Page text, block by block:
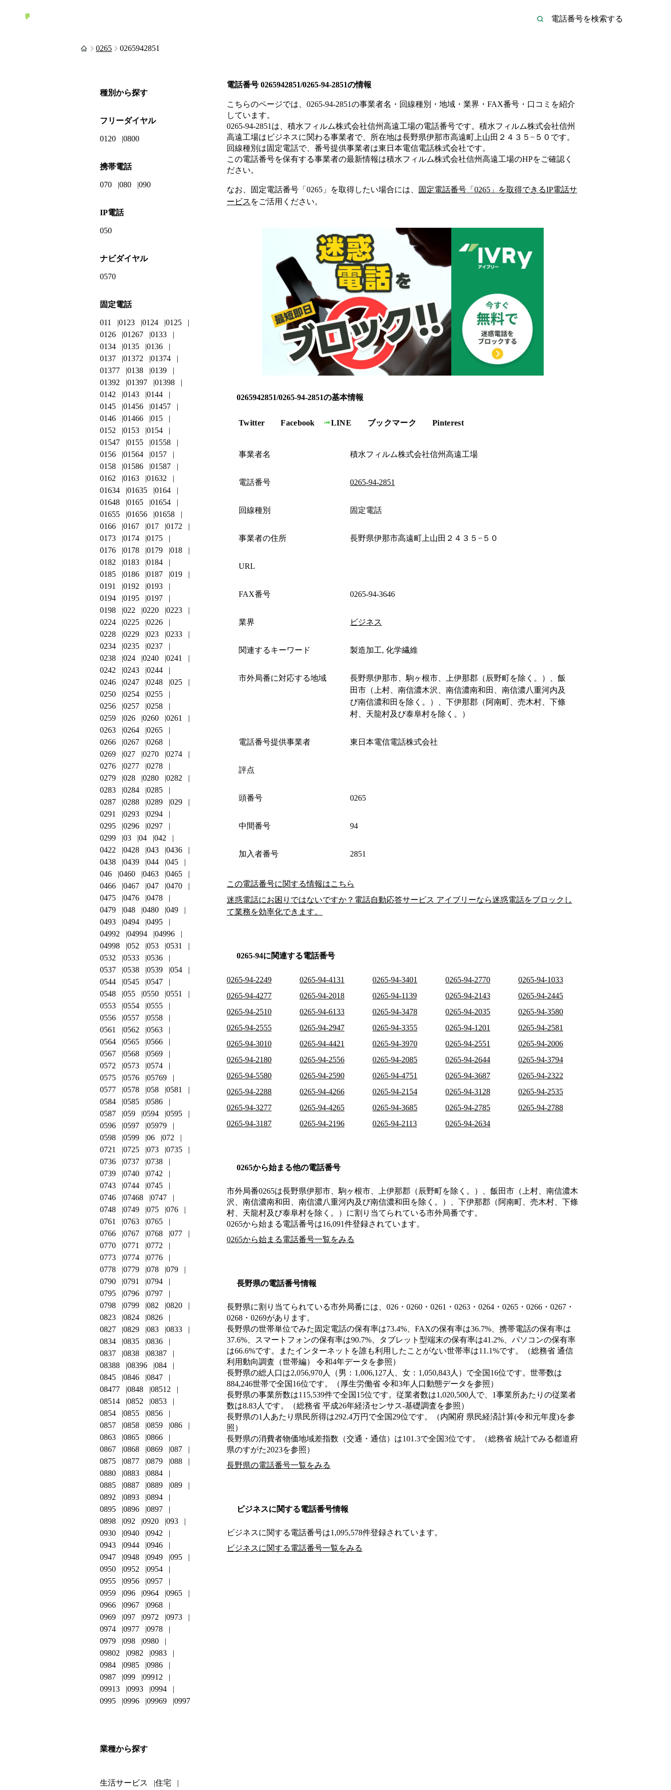
0265 0265942851
電話番号 0265942851/0265-94-2851の情報
こちらのページでは、 0265-94-2851の事業者名・回線種別・地域・業界・FAX番号・口コミを紹介
しています。
0265-94-2851 は、 積水フィルム株式会社信州高遠工場の電話番号です。 積水フィルム株式会社信州
高遠工場は ビジネスに関わる事業者で、所在地は長野県伊那市高遠町上山田２４３５−５０ です。
回線種別は固定電話で、番号提供事業者は東日本電信電話株式会社です。
この電話番号を保有する事業者の最新情報は積水フィルム株式会社信州高遠工場のHPをご確認く
ださい。
なお、固定電話番号「 0265 」を取得したい場合には、 固定電話番号「 0265 」を取得できるIP電話サ
ービス をご活用ください。
0265942851/0265-94-2851の基本情報
Twitter Facebook LINE ブックマーク Pinterest
事業者名 積水フィルム株式会社信州高遠工場
電話番号 0265-94-2851
回線種別 固定電話
事業者の住所 長野県伊那市高遠町上山田２４３５−５０
URL
FAX番号 0265-94-3646
業界 ビジネス
関連するキーワード 製造加工, 化学繊維
市外局番に対応する地域
長野県伊那市、駒ヶ根市、上伊那郡（辰野町を除く。）、飯
田市（上村、南信濃木沢、南信濃南和田、南信濃八重河内及
び南信濃和田を除く。）、下伊那郡（阿南町、売木村、下條
村、天龍村及び泰阜村を除く。）
電話番号提供事業者 東日本電信電話株式会社
評点
頭番号 0265
中間番号 94
加入者番号 2851
この電話番号に関する情報はこちら
迷惑電話にお困りではないですか？電話自動応答サービス アイブリーなら迷惑電話をブロックし
て業務を効率化できます。
0265-94に関連する電話番号
0265-94-2249 0265-94-4131 0265-94-3401 0265-94-2770
0265-94-1033
0265-94-4277
0265-94-2018 0265-94-1139 0265-94-2143
0265-94-2445
0265-94-2510
0265-94-6133 0265-94-3478 0265-94-2035
0265-94-3580
0265-94-2555
0265-94-2947 0265-94-3355 0265-94-1201
0265-94-2581
0265-94-3010
0265-94-4421 0265-94-3970 0265-94-2551
0265-94-2006
0265-94-2180
0265-94-2556 0265-94-2085 0265-94-2644
0265-94-3794
0265-94-5580
0265-94-2590 0265-94-4751 0265-94-3687
0265-94-2322
0265-94-2288
0265-94-4266 0265-94-2154 0265-94-3128
0265-94-2535
0265-94-3277
0265-94-4265 0265-94-3685 0265-94-2785
0265-94-2788
0265-94-3187
0265-94-2196 0265-94-2113 0265-94-2634
0265から始まる他の電話番号
市外局番0265は長野県伊那市、駒ヶ根市、上伊那郡（辰野町を除く。）、飯田市（上村、南信濃木
沢、南信濃南和田、南信濃八重河内及び南信濃和田を除く。）、下伊那郡（阿南町、売木村、下條
村、天龍村及び泰阜村を除く。） に割り当てられている市外局番です。
0265から始まる電話番号は16,091件登録されています。
0265から始まる電話番号一覧をみる
長野県の電話番号情報
長野県に割り当てられている市外局番には、026・0260・0261・0263・0264・0265・0266・0267・
0268・0269があります。
長野県の世帯単位でみた固定電話の保有率は73.4%、FAXの保有率は36.7%、携帯電話の保有率は
37.6%、スマートフォンの保有率は90.7%、タブレット型端末の保有率は41.2%、パソコンの保有率
は66.6%です。またインターネットを誰も利用したことがない世帯率は11.1%です。（総務省 通信
利用動向調査（世帯編） 令和4年データを参照）
長野県の総人口は2,056,970人（男：1,006,127人、女：1,050,843人）で全国16位です。世帯数は
884,246世帯で全国16位です。（厚生労働省 令和3年人口動態データを参照）
長野県の事業所数は115,539件で全国15位です。従業者数は1,020,500人で、1事業所あたりの従業者
数は8.83人です。（総務省 平成26年経済センサス‐基礎調査を参照）
長野県の1人あたり県民所得は292.4万円で全国29位です。（内閣府 県民経済計算(令和元年度)を参
照）
長野県の消費者物価地域差指数（交通・通信）は101.3で全国3位です。（総務省 統計でみる都道府
県のすがた2023を参照）
長野県の電話番号一覧をみる
ビジネスに関する電話番号情報
ビジネスに関する電話番号は1,095,578件登録されています。
ビジネスに関する電話番号一覧をみる
種別から探す
フリーダイヤル
0120 0800
携帯電話
070 080 090
IP電話
050
ナビダイヤル
0570
固定電話
011 0123 0124
0125
0126
01267
0133
0134
0135
0136
0137
01372
01374
01377
0138
0139
01392
01397
01398
0142
0143
0144
0145
01456
01457
0146
01466
015
0152
0153
0154
01547
0155
01558
0156
01564
0157
0158
01586
01587
0162
0163
01632
01634
01635
0164
01648
0165
01654
01655
01656
01658
0166
0167 017
0172
0173
0174
0175
0176
0178 0179
018
0182
0183
0184
0185
0186 0187
019
0191
0192
0193
0194
0195
0197
0198
022 0220
0223
0224
0225
0226
0228
0229 023
0233
0234
0235
0237
0238
024 0240
0241
0242
0243
0244
0246
0247 0248
025
0250
0254
0255
0256
0257
0258
0259
026 0260
0261
0263
0264
0265
0266
0267
0268
0269
027 0270
0274
0276
0277
0278
0279
028 0280
0282
0283
0284
0285
0287
0288 0289
029
0291
0293
0294
0295
0296
0297
0299
03 04
042
0422
0428 043
0436
0438
0439 044
045
046
0460 0463
0465
0466
0467 047
0470
0475
0476
0478
0479
048 0480
049
0493
0494
0495
04992
04994
04996
04998
052 053
0531
0532
0533
0536
0537
0538 0539
054
0544
0545
0547
0548
055 0550
0551
0553
0554
0555
0556
0557
0558
0561
0562
0563
0564
0565
0566
0567
0568
0569
0572
0573
0574
0575
0576
05769
0577
0578 058
0581
0584
0585
0586
0587
059 0594
0595
0596
0597
05979
0598
0599 06
072
0721
0725 073
0735
0736
0737
0738
0739
0740
0742
0743
0744
0745
0746
07468
0747
0748
0749 075
076
0761
0763
0765
0766
0767 0768
077
0770
0771
0772
0773
0774
0776
0778
0779 078
079
0790
0791
0794
0795
0796
0797
0798
0799 082
0820
0823
0824
0826
0827
0829 083
0833
0834
0835
0836
0837
0838
08387
08388
08396
084
0845
0846
0847
08477
0848
08512
08514
0852
0853
0854
0855
0856
0857
0858 0859
086
0863
0865
0866
0867
0868 0869
087
0875
0877 0879
088
0880
0883
0884
0885
0887 0889
089
0892
0893
0894
0895
0896
0897
0898
092 0920
093
0930
0940
0942
0943
0944
0946
0947
0948 0949
095
0950
0952
0954
0955
0956
0957
0959
096 0964
0965
0966
0967
0968
0969
097 0972
0973
0974
0977
0978
0979
098
0980
09802
0982
0983
0984
0985
0986
0987
099
09912
09913
0993
0994
0995
0996 09969 0997
業種から探す
生活サービス 住宅